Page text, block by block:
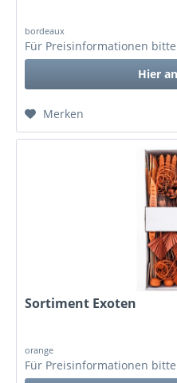
bordeaux
Für Preisinformationen bitte
Hier
Merken
Sortiment Exoten
orange
Für Preisinformationen bitte